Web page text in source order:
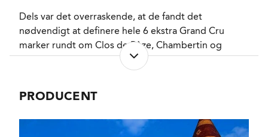
PASSER GODT TIL
Fjervildt , Hårvildt
fjerkræ, Rødkitoste
KARAKTERISTIKA
Fyldig, Intens , Delikat
FLASKELAGRING
Dels var det overraskende, at de fandt det
nødvendigt at definere hele 6 ekstra Grand Cru
marker rundt om Clos de Bèze, Chambertin og
Charmes-Chambertin, og dels var det besynderligt,
at de bare 1,82 ha. som udgjorde Mazoères-
Charmes-Chambertin. Hvorom alting er fik de 3
Chambertin hele 6 satellitter på begge sider af
PRODUCENT